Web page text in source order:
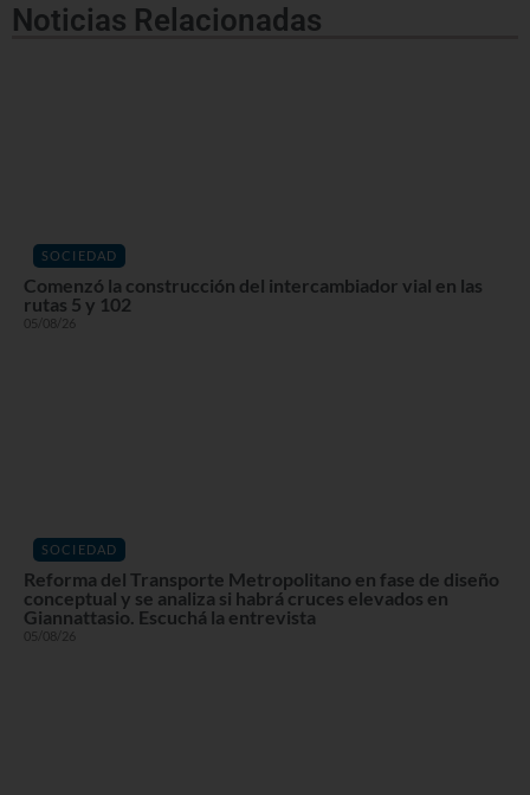
Noticias Relacionadas
SOCIEDAD
Comenzó la construcción del intercambiador vial en las
rutas 5 y 102
05/08/26
SOCIEDAD
Reforma del Transporte Metropolitano en fase de diseño
conceptual y se analiza si habrá cruces elevados en
Giannattasio. Escuchá la entrevista
05/08/26